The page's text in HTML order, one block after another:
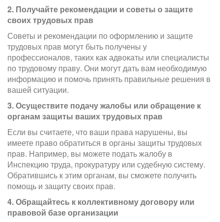
2. Получайте рекомендации и советы о защите
своих трудовых прав
Советы и рекомендации по оформлению и защите
трудовых прав могут быть получены у
профессионалов, таких как адвокаты или специалисты
по трудовому праву. Они могут дать вам необходимую
информацию и помочь принять правильные решения в
вашей ситуации.
3. Осуществите подачу жалобы или обращение к
органам защиты ваших трудовых прав
Если вы считаете, что ваши права нарушены, вы
имеете право обратиться в органы защиты трудовых
прав. Например, вы можете подать жалобу в
Инспекцию труда, прокуратуру или судебную систему.
Обратившись к этим органам, вы сможете получить
помощь и защиту своих прав.
4. Обращайтесь к коллективному договору или
правовой базе организации